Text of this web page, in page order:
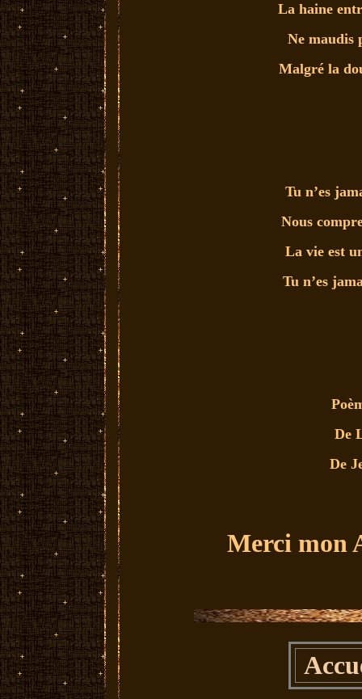
La haine
Ne maudis
Malgré la
Tu n’es
Nous
La vie est
Tu n’es
De
De
Merci